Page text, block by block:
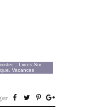
: Livres Sur
Vacances